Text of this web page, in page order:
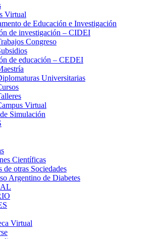
Virtual
de Educación e Investigación
de investigación – CIDEI
Congreso
de educación – CEDEI
Universitarias
Virtual
Simulación
Científicas
de otras Sociedades
Argentino de Diabetes
Virtual